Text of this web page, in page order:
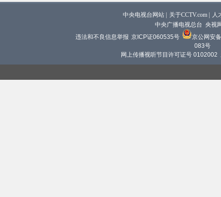
中央电视台网站 关于CCTV.com
人
中央广播电视总台 央视
违法和不良信息举报 京ICP证060535号
京公网安
083号
网上传播视听节目许可证号